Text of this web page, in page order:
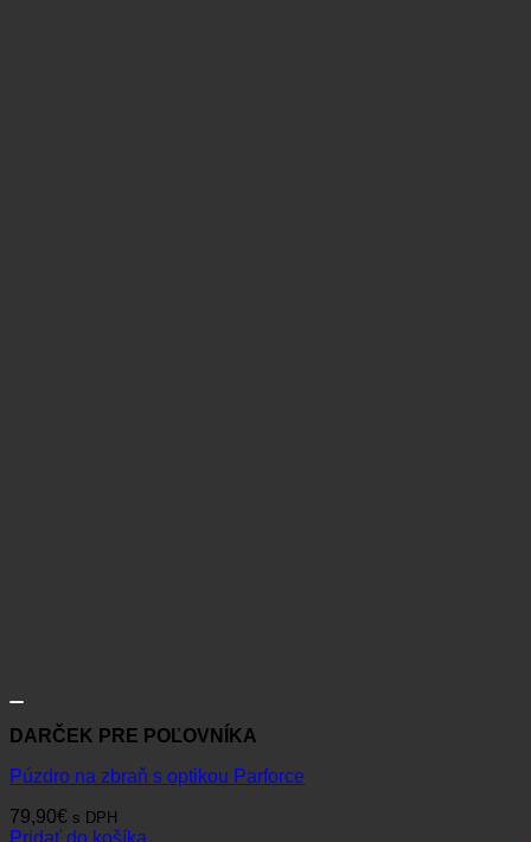
DARČEK PRE POĽOVNÍKA
Púzdro na zbraň s optikou Parforce
79,90€ s DPH
Pridať do košíka